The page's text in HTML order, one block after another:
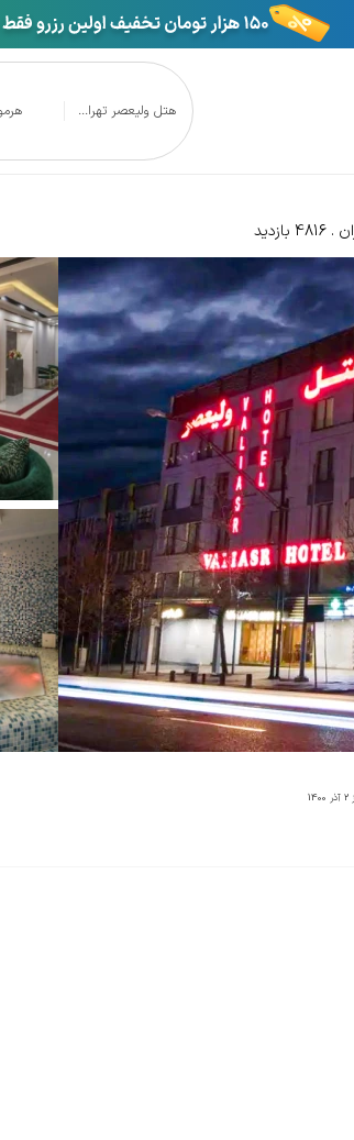
هتل ولیعصر تهرا...
4816 بازدید
2 آذر 1400